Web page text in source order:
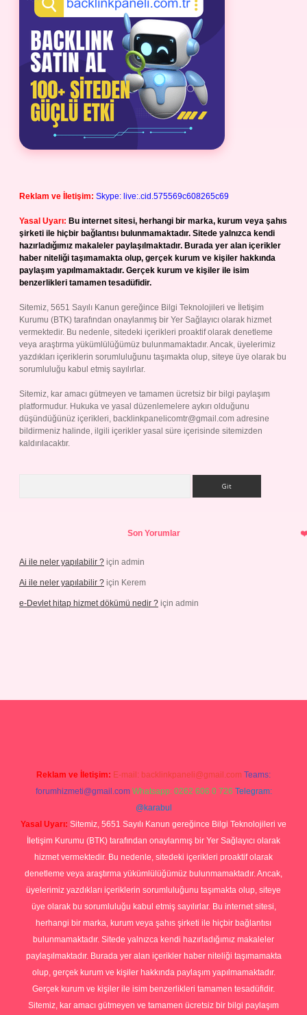
Reklam ve İletişim: Skype: live:.cid.575569c608265c69
Yasal Uyarı: Bu internet sitesi, herhangi bir marka, kurum veya şahıs
şirketi ile hiçbir bağlantısı bulunmamaktadır. Sitede yalnızca kendi
hazırladığımız makaleler paylaşılmaktadır. Burada yer alan içerikler
haber niteliği taşımamakta olup, gerçek kurum ve kişiler hakkında
paylaşım yapılmamaktadır. Gerçek kurum ve kişiler ile isim
benzerlikleri tamamen tesadüfidir.
Sitemiz, 5651 Sayılı Kanun gereğince Bilgi Teknolojileri ve İletişim
Kurumu (BTK) tarafından onaylanmış bir Yer Sağlayıcı olarak hizmet
vermektedir. Bu nedenle, sitedeki içerikleri proaktif olarak denetleme
veya araştırma yükümlülüğümüz bulunmamaktadır. Ancak, üyelerimiz
yazdıkları içeriklerin sorumluluğunu taşımakta olup, siteye üye olarak bu
sorumluluğu kabul etmiş sayılırlar.
Sitemiz, kar amacı gütmeyen ve tamamen ücretsiz bir bilgi paylaşım
platformudur. Hukuka ve yasal düzenlemelere aykırı olduğunu
düşündüğünüz içerikleri, backlinkpanelicomtr@gmail.com adresine
bildirmeniz halinde, ilgili içerikler yasal süre içerisinde sitemizden
kaldırılacaktır.
Son Yorumlar
Ai ile neler yapılabilir ? için admin
Ai ile neler yapılabilir ? için Kerem
e-Devlet hitap hizmet dökümü nedir ? için admin
Reklam ve İletişim: E-mail: backlinkpaneli@gmail.com Teams:
forumhizmeti@gmail.com Whatsapp: 0262 606 0 726 Telegram:
@karabul
Yasal Uyarı: Sitemiz, 5651 Sayılı Kanun gereğince Bilgi Teknolojileri ve
İletişim Kurumu (BTK) tarafından onaylanmış bir Yer Sağlayıcı olarak
hizmet vermektedir. Bu nedenle, sitedeki içerikleri proaktif olarak
denetleme veya araştırma yükümlülüğümüz bulunmamaktadır. Ancak,
üyelerimiz yazdıkları içeriklerin sorumluluğunu taşımakta olup, siteye
üye olarak bu sorumluluğu kabul etmiş sayılırlar. Bu internet sitesi,
herhangi bir marka, kurum veya şahıs şirketi ile hiçbir bağlantısı
bulunmamaktadır. Sitede yalnızca kendi hazırladığımız makaleler
paylaşılmaktadır. Burada yer alan içerikler haber niteliği taşımamakta
olup, gerçek kurum ve kişiler hakkında paylaşım yapılmamaktadır.
Gerçek kurum ve kişiler ile isim benzerlikleri tamamen tesadüfidir.
Sitemiz, kar amacı gütmeyen ve tamamen ücretsiz bir bilgi paylaşım